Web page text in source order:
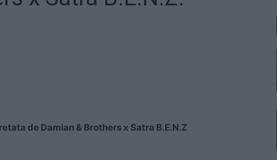
de Damian & Brothers x Satra B.E.N.Z